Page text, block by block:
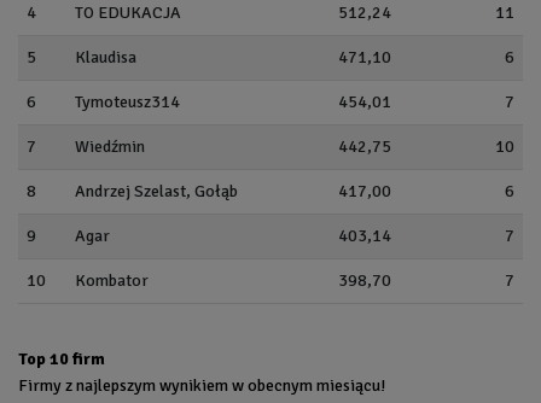
4 TO EDUKACJA 512,24 11
5 Klaudisa 471,10 6
6 Tymoteusz314 454,01 7
7 Wiedźmin 442,75 10
8 Andrzej Szelast, Gołąb 417,00 6
9 Agar 403,14 7
10 Kombator 398,70 7
Top 10 firm
Firmy z najlepszym wynikiem w obecnym miesiącu!